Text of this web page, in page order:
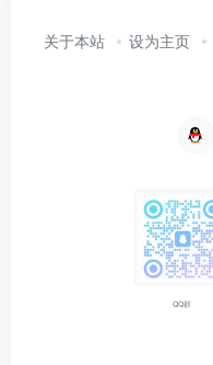
关于本站 设为主页
QQ群